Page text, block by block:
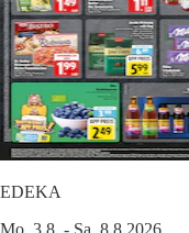
EDEKA
Mo. 3.8. - Sa. 8.8.2026